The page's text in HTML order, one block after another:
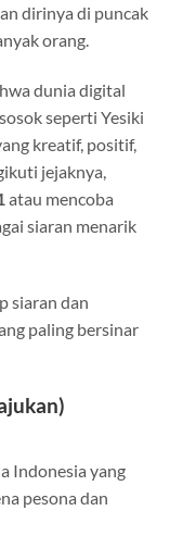
dirinya di puncak
orang.
dunia digital
seperti Yesiki
kreatif, positif,
jejaknya,
atau mencoba
siaran menarik
siaran dan
paling bersinar
Indonesia yang
pesona dan